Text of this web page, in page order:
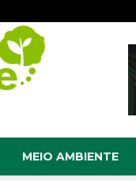
MEIO AMBIENTE